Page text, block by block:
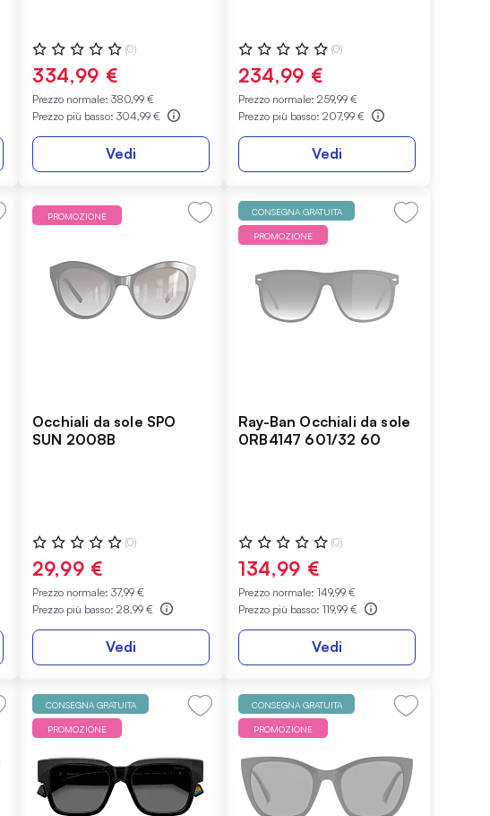
Valutazione:
0%
(0)
334,99 €
Prezzo normale: 380,99 €
Prezzo più basso: 304,99 €
Vedi
Valutazione:
0%
(0)
234,99 €
Prezzo normale: 259,99 €
Prezzo più basso: 207,99 €
Vedi
PROMOZIONE
Occhiali da sole SPO
SUN 2008B
Valutazione:
0%
(0)
29,99 €
Prezzo normale: 37,99 €
Prezzo più basso: 28,99 €
Vedi
CONSEGNA GRATUITA
PROMOZIONE
Ray-Ban Occhiali da sole
0RB4147 601/32 60
Valutazione:
0%
(0)
134,99 €
Prezzo normale: 149,99 €
Prezzo più basso: 119,99 €
Vedi
CONSEGNA GRATUITA
PROMOZIONE
CONSEGNA GRATUITA
PROMOZIONE